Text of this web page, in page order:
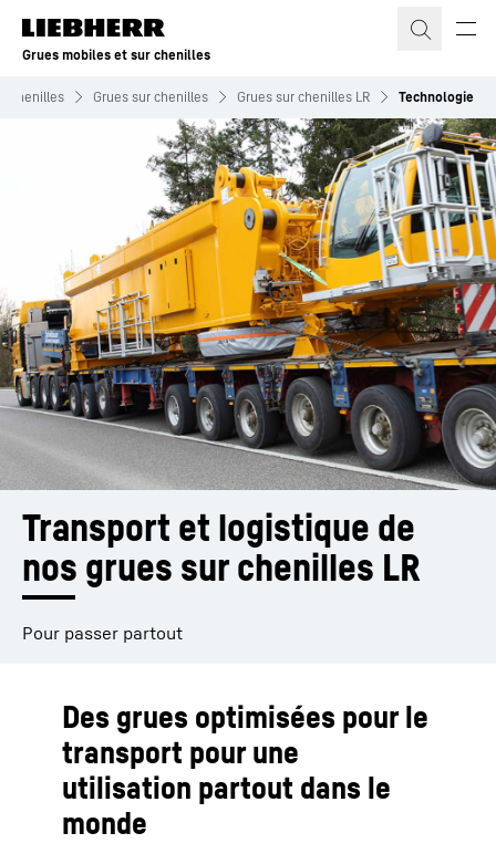
Grues mobiles et sur chenilles
chenilles Grues sur chenilles Grues sur chenilles LR Technologie
Transport et logistique de
nos grues sur chenilles LR
Pour passer partout
Des grues optimisées pour le
transport pour une
utilisation partout dans le
monde